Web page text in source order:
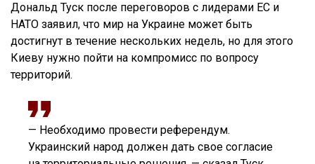
Дональд Туск после переговоров с лидерами ЕС и
НАТО заявил, что мир на Украине может быть
достигнут в течение нескольких недель, но для этого
Киеву нужно пойти на компромисс по вопросу
территорий.
— Необходимо провести референдум.
Украинский народ должен дать свое согласие